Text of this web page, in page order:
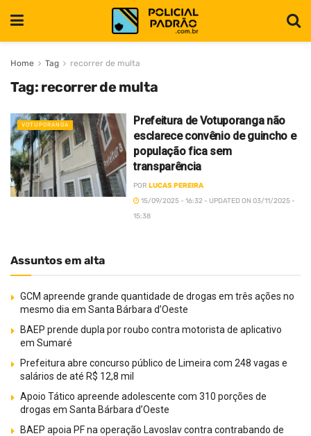
Home Tag recorrer de multa
Tag: recorrer de multa
VOTUPORANGA
Prefeitura de Votuporanga não
esclarece convênio de guincho e
população fica sem
transparência
POR LUCAS PEREIRA
15/09/2025 - 16:32 - UPDATED ON 03/11/2025 -
15:38
Assuntos em alta
GCM apreende grande quantidade de drogas em três ações no
mesmo dia em Santa Bárbara d’Oeste
BAEP prende dupla por roubo contra motorista de aplicativo
em Sumaré
Prefeitura abre concurso público de Limeira com 248 vagas e
salários de até R$ 12,8 mil
Apoio Tático apreende adolescente com 310 porções de
drogas em Santa Bárbara d’Oeste
BAEP apoia PF na operação Lavoslav contra contrabando de